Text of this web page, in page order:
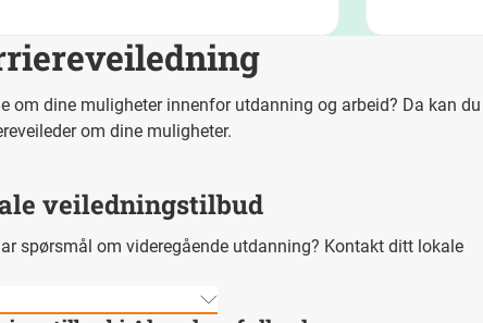
om dine muligheter innenfor utdanning og arbeid? Da kan
om dine muligheter.
veiledningstilbud
spørsmål om videregående utdanning? Kontakt ditt lokale